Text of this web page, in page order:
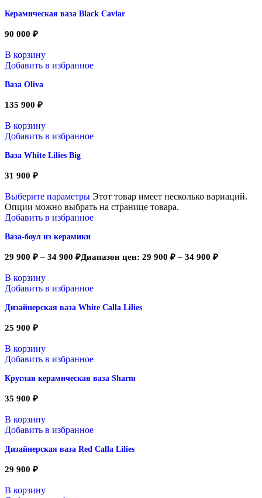
Керамическая ваза Black Caviar
90 000 ₽
В корзину
Добавить в избранное
Ваза Oliva
135 900 ₽
В корзину
Добавить в избранное
Ваза White Lilies Big
31 900 ₽
Выберите параметры Этот товар имеет несколько вариаций.
Опции можно выбрать на странице товара.
Добавить в избранное
Ваза-боул из керамики
29 900 ₽ – 34 900 ₽Диапазон цен: 29 900 ₽ – 34 900 ₽
В корзину
Добавить в избранное
Дизайнерская ваза White Calla Lilies
25 900 ₽
В корзину
Добавить в избранное
Круглая керамическая ваза Sharm
35 900 ₽
В корзину
Добавить в избранное
Дизайнерская ваза Red Calla Lilies
29 900 ₽
В корзину